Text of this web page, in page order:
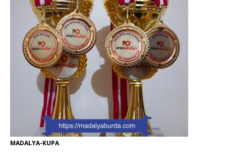
MADALYA-KUPA